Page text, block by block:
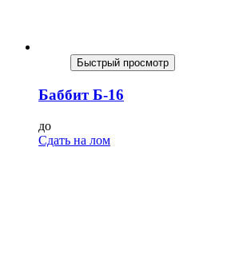
Быстрый просмотр
Баббит Б-16
до
Сдать на лом